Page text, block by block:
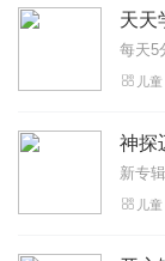
天天
儿童
儿童